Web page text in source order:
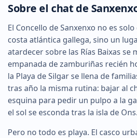
Sobre el chat de
El Concello de Sanxenxo no es
costa atlántica gallega, sino un
atardecer sobre las Rías Baixas se
empanada de zamburiñas recién
la Playa de Silgar se llena de
tras año la misma rutina: bajar al
esquina para pedir un pulpo a la
el sol se esconda tras la isla de Ons.
Pero no todo es playa. El casco